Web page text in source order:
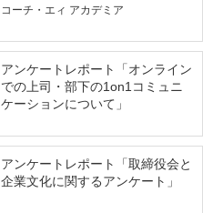
コーチ・エィ アカデミア
アンケートレポート「オンライン
での上司・部下の1on1コミュニ
ケーションについて」
アンケートレポート「取締役会と
企業文化に関するアンケート」